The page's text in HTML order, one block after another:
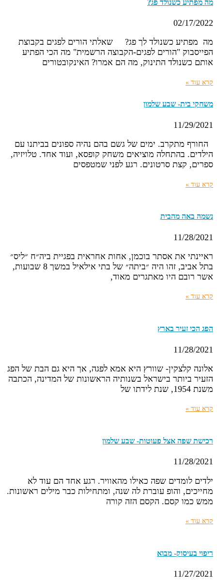
מה מפתיע כשנולד פג?
02/17/2022
מה מפתיע כשנולד לך פג? שאלתי הורים לפגים בקבוצת
הפייסבוק "הורים לפגים-הקבוצה הרשמית" מה הכי הפתיע
אותם כשנולד התינוק, מה הם אמרו? האינקובטורים
קרא עוד »
משחקי בית- שבע שלמון
11/29/2021
החורף מתקרב. ימים של גשם בהם נהיה ספונים בביתנו עם
הילדים. בהתחלה מוציאים משחק קופסא, ועוד אחד. טלויזיה,
ספרים, קצת סרטונים. רגע לפני שמטפסים
קרא עוד »
נשמה באה מהבית
11/28/2021
ראיינתי את אסתר בוכמן, אחות אחראית בפגיית ביה״ח ״ליס״
בתל אביב, זהו היה ״ביתה״ של בתי אילאיל במשך 8 שבועות,
אשר רובם היו מאתגרים מאוד,
קרא עוד »
הפג הכי זעיר בארץ
11/28/2021
אלונה קלצקין- שוורץ היא אמא לפגה, אך היא גם הבת של הפג
הזעיר ביותר בישראל בשנותיה הראשונות של המדינה, הכתבה
משנת 1954, שנת לידתו של
קרא עוד »
רכישת שפה אצל פעוטות- שבע שלמון
11/28/2021
ילדים לומדים שפה כאילו מהאוויר. רגע אחד הם עוד לא
מחייכים, והופ עוברת לה שנה, ומתחילות כבר מילים ראשונות.
ממש כמו קסם. הקסם הזה קורה
קרא עוד »
ריפוי בעיסוק- מבוא
11/27/2021